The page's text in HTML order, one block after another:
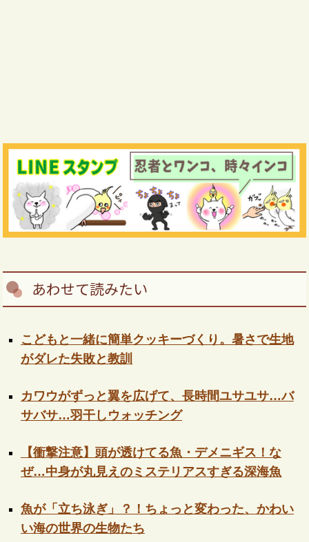
あわせて読みたい
こどもと一緒に簡単クッキーづくり。暑さで生地
がダレた失敗と教訓
カワウがずっと翼を広げて、長時間ユサユサ…バ
サバサ…羽干しウォッチング
【衝撃注意】頭が透けてる魚・デメニギス！な
ぜ…中身が丸見えのミステリアスすぎる深海魚
魚が「立ち泳ぎ」？！ちょっと変わった、かわい
い海の世界の生物たち